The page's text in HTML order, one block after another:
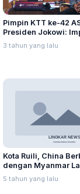
Pimpin KTT ke-42
Presiden Jokowi:
Five-Point
Myanmar Belum Ada
3 tahun yang lalu
Kota Ruili, China
dengan Myanmar
Lebih Banyak Covid-
5 tahun yang lalu